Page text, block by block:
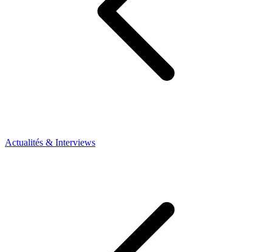
Actualités & Interviews